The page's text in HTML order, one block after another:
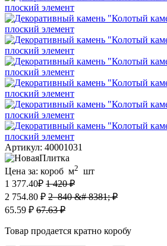
Артикул: 40001031
Цена за: короб м2 шт
1 377.40₽ 1 420 ₽
2 754.80 ₽ 2 840 &# 8381; ₽
65.59 ₽ 67.63 ₽
Товар продается кратно коробу